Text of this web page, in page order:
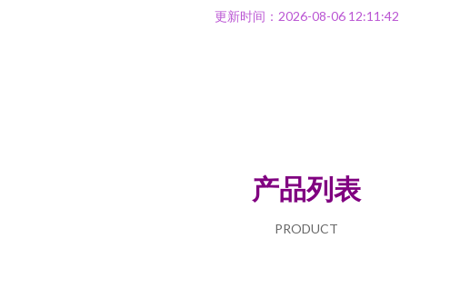
更新时间：2026-08-06 12:11:42
产品列表
PRODUCT